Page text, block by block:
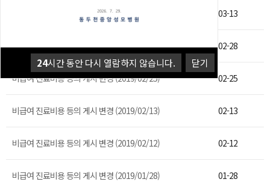
24시간 동안 다시 열람하지 않습니다. 닫기
비급여 진료비용 등의 게시 변경 (2019/03/13) 03-13
비급여 진료비용 등의 게시 변경 (2019/02/28) 02-28
비급여 진료비용 등의 게시 변경 (2019/02/25) 02-25
비급여 진료비용 등의 게시 변경 (2019/02/13) 02-13
비급여 진료비용 등의 게시 변경 (2019/02/12) 02-12
비급여 진료비용 등의 게시 변경 (2019/01/28) 01-28